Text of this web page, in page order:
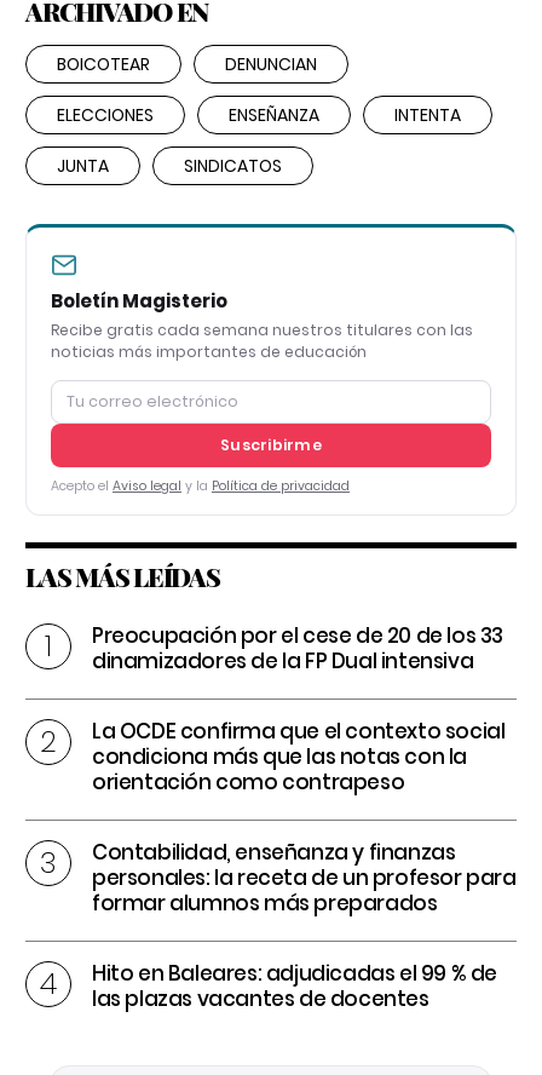
ARCHIVADO EN
BOICOTEAR DENUNCIAN
ELECCIONES ENSEÑANZA INTENTA
JUNTA SINDICATOS
Boletín Magisterio
Recibe gratis cada semana nuestros titulares con las
noticias más importantes de educación
Suscribirme
Acepto el Aviso legal y la Política de privacidad
LAS MÁS LEÍDAS
Preocupación por el cese de 20 de los 33
dinamizadores de la FP Dual intensiva
La OCDE confirma que el contexto social
condiciona más que las notas con la
orientación como contrapeso
Contabilidad, enseñanza y finanzas
personales: la receta de un profesor para
formar alumnos más preparados
Hito en Baleares: adjudicadas el 99 % de
las plazas vacantes de docentes